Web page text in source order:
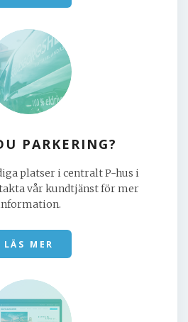
PARKERING?
platser i centralt P-hus i
vår kundtjänst för mer
LÄS MER